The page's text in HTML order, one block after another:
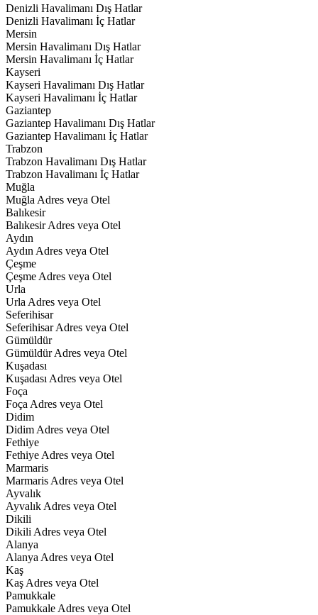
Denizli Havalimanı Dış Hatlar
Denizli Havalimanı İç Hatlar
Mersin
Mersin Havalimanı Dış Hatlar
Mersin Havalimanı İç Hatlar
Kayseri
Kayseri Havalimanı Dış Hatlar
Kayseri Havalimanı İç Hatlar
Gaziantep
Gaziantep Havalimanı Dış Hatlar
Gaziantep Havalimanı İç Hatlar
Trabzon
Trabzon Havalimanı Dış Hatlar
Trabzon Havalimanı İç Hatlar
Muğla
Muğla Adres veya Otel
Balıkesir
Balıkesir Adres veya Otel
Aydın
Aydın Adres veya Otel
Çeşme
Çeşme Adres veya Otel
Urla
Urla Adres veya Otel
Seferihisar
Seferihisar Adres veya Otel
Gümüldür
Gümüldür Adres veya Otel
Kuşadası
Kuşadası Adres veya Otel
Foça
Foça Adres veya Otel
Didim
Didim Adres veya Otel
Fethiye
Fethiye Adres veya Otel
Marmaris
Marmaris Adres veya Otel
Ayvalık
Ayvalık Adres veya Otel
Dikili
Dikili Adres veya Otel
Alanya
Alanya Adres veya Otel
Kaş
Kaş Adres veya Otel
Pamukkale
Pamukkale Adres veya Otel